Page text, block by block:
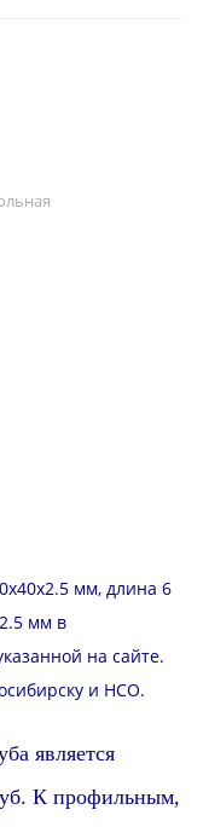
мм, длина 6
мм в
на сайте.
и НСО.
является
К профильным,